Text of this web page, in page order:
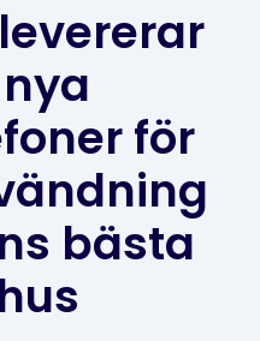
för
bästa